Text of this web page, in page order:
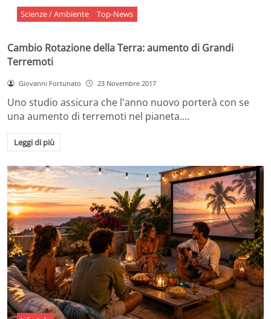
Scienze / Ambiente Top-News
Cambio Rotazione della Terra: aumento di Grandi
Terremoti
Giovanni Fortunato 23 Novembre 2017
Uno studio assicura che l'anno nuovo porterà con se
una aumento di terremoti nel pianeta.…
Leggi di più